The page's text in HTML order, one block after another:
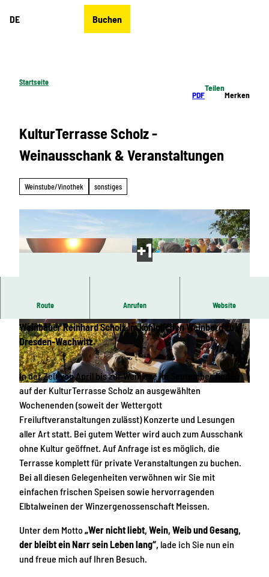
DE Buchen
Startseite
PDF
Teilen
Merken
KulturTerrasse Scholz -
Weinausschank & Veranstaltungen
Weinstube/Vinothek sonstiges
© KulturTerrasse Scholz, Dresden Elbland
© KulturTerrasse Scholz, Dresden Elbland © KulturTerrasse Scholz, Dresden Elbland
Route Anrufen Website
Weinbauer Reinhard Scholz im königlichen Weinberg zu
Dresden-Wachwitz.
In der Zeit von April bis zur Weinlese im September finden
auf der KulturTerrasse Scholz an ausgewählten
Wochenenden (soweit der Wettergott
Freiluftveranstaltungen zulässt) Konzerte und Lesungen
aller Art statt. Bei gutem Wetter wird auch zum Ausschank
ohne Kultur geöffnet. Auf Anfrage ist es möglich, die
Terrasse komplett für private Veranstaltungen zu buchen.
Bei all diesen Gelegenheiten verwöhnen wir Sie mit
einfachen frischen Speisen sowie hervorragenden
Elbtalweinen der Winzergenossenschaft Meissen.
Unter dem Motto „Wer nicht liebt, Wein, Weib und Gesang,
der bleibt ein Narr sein Leben lang“, lade ich Sie nun ein
und freue mich auf Ihren Besuch.